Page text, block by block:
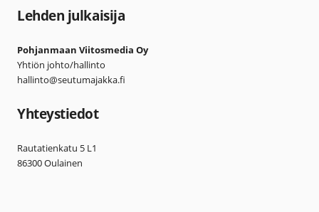
Lehden julkaisija
Pohjanmaan Viitosmedia Oy
Yhtiön johto/hallinto
hallinto@seutumajakka.fi
Yhteystiedot
Rautatienkatu 5 L1
86300 Oulainen